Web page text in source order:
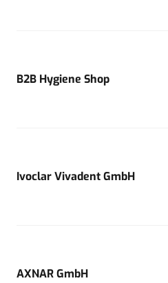
B2B Hygiene Shop
Ivoclar Vivadent GmbH
AXNAR GmbH